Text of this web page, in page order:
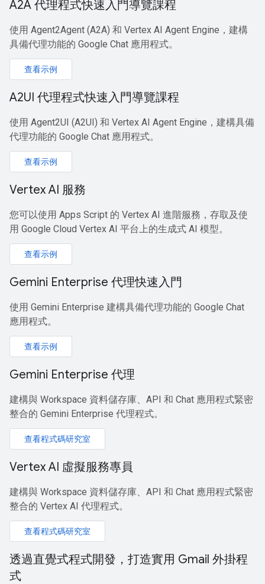
A2A 代理程式快速入門導覽課程
使用 Agent2Agent (A2A) 和 Vertex AI Agent Engine，建構
具備代理功能的 Google Chat 應用程式。
查看示例
A2UI 代理程式快速入門導覽課程
使用 Agent2UI (A2UI) 和 Vertex AI Agent Engine，建構具備
代理功能的 Google Chat 應用程式。
查看示例
Vertex AI 服務
您可以使用 Apps Script 的 Vertex AI 進階服務，存取及使
用 Google Cloud Vertex AI 平台上的生成式 AI 模型。
查看示例
Gemini Enterprise 代理快速入門
使用 Gemini Enterprise 建構具備代理功能的 Google Chat
應用程式。
查看示例
Gemini Enterprise 代理
建構與 Workspace 資料儲存庫、API 和 Chat 應用程式緊密
整合的 Gemini Enterprise 代理程式。
查看程式碼研究室
Vertex AI 虛擬服務專員
建構與 Workspace 資料儲存庫、API 和 Chat 應用程式緊密
整合的 Vertex AI 代理程式。
查看程式碼研究室
透過直覺式程式開發，打造實用 Gmail 外掛程
式